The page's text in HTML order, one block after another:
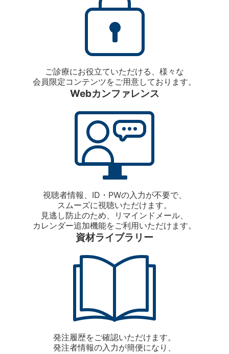
ご診療にお役立ていただける、様々な
会員限定コンテンツをご用意しております。
Webカンファレンス
視聴者情報、ID・PWの入力が不要で、
スムーズに視聴いただけます。
見逃し防止のため、リマインドメール、
カレンダー追加機能をご利用いただけます。
資材ライブラリー
発注履歴をご確認いただけます。
発注者情報の入力が簡便になり、